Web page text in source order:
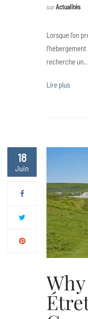
surActualités
Lorsque l’on
recherche
Lire plus
18
Juin